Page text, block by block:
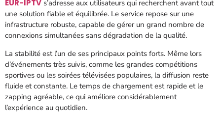
EUR-IPTV s’adresse aux utilisateurs qui recherchent avant tout
une solution fiable et équilibrée. Le service repose sur une
infrastructure robuste, capable de gérer un grand nombre de
connexions simultanées sans dégradation de la qualité.
La stabilité est l’un de ses principaux points forts. Même lors
d’événements très suivis, comme les grandes compétitions
sportives ou les soirées télévisées populaires, la diffusion reste
fluide et constante. Le temps de chargement est rapide et le
zapping agréable, ce qui améliore considérablement
l’expérience au quotidien.